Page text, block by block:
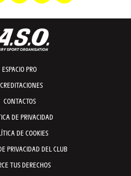
ESPACIO PRO
CONTACTOS
DE PRIVACIDAD
DE COOKIES
PRIVACIDAD DEL CLUB
TUS DERECHOS